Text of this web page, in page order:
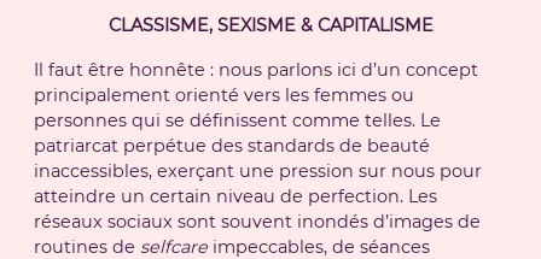
CLASSISME, SEXISME & CAPITALISME
Il faut être honnête : nous parlons ici d’un concept
principalement orienté vers les femmes ou
personnes qui se définissent comme telles. Le
patriarcat perpétue des standards de beauté
inaccessibles, exerçant une pression sur nous pour
atteindre un certain niveau de perfection. Les
réseaux sociaux sont souvent inondés d’images de
routines de selfcare impeccables, de séances